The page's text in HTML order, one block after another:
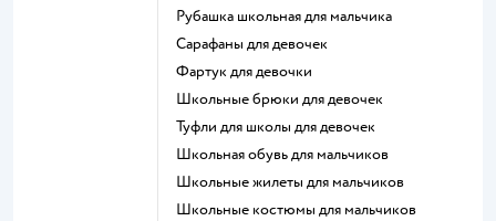
Рубашка школьная для мальчика
Сарафаны для девочек
Фартук для девочки
Школьные брюки для девочек
Туфли для школы для девочек
Школьная обувь для мальчиков
Школьные жилеты для мальчиков
Школьные костюмы для мальчиков